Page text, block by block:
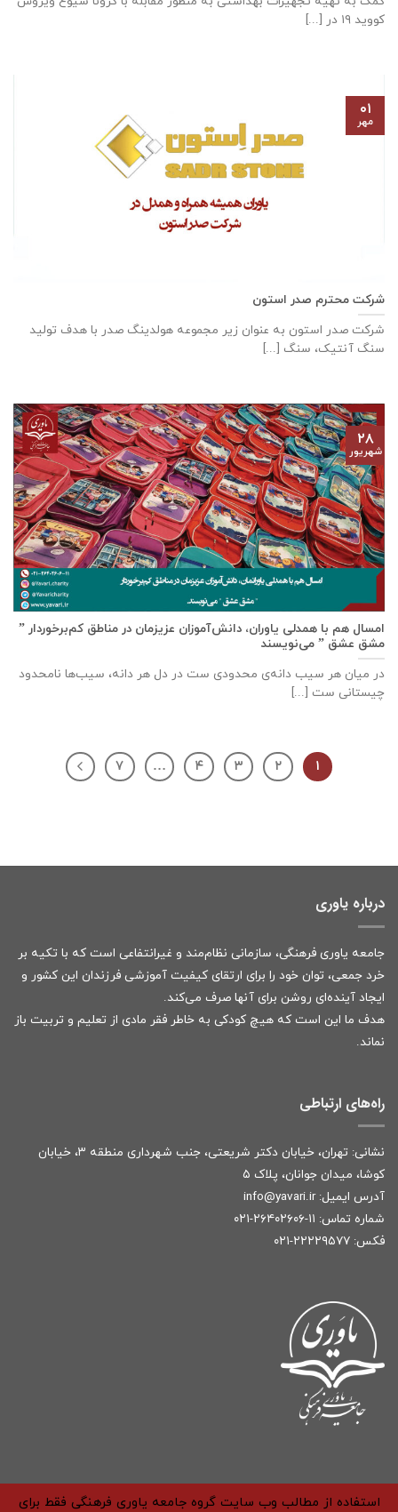
کووید ۱۹ در [...]
شرکت محترم صدر استون
شرکت صدر استون به عنوان زیر مجموعه هولدینگ صدر با هدف تولید
سنگ آنتیک، سنگ [...]
۰۱
مهر
امسال هم با همدلی یاوران، دانش‌آموزان عزیزمان در مناطق کم‌برخوردار ”
مشق عشق ” می‌نویسند
در میان هر سیب دانه‌ی محدودی ست در دل هر دانه، سیب‌ها نامحدود
چیستانی ست [...]
۲۸
شهریور
۱ ۲ ۳ ۴ … ۷
درباره یاوری
جامعه یاوری فرهنگی، سازمانی نظام‌مند و غیرانتفاعی است که با تکیه بر
خرد جمعی، توان خود را برای ارتقای کیفیت آموزشی فرزندان این کشور و
ایجاد آینده‌ای روشن برای آنها صرف می‌کند.
هدف ما این است که هیچ کودکی به خاطر فقر مادی از تعلیم و تربیت باز
نماند.
راه‌های ارتباطی
نشانی: تهران، خیابان دکتر شریعتی، جنب شهرداری منطقه ۳، خیابان
کوشا، میدان جوانان، پلاک ۵
آدرس ایمیل: info@yavari.ir
شماره تماس: ۱۱-۲۶۴۰۲۶۰۶-۰۲۱
فکس: ۲۲۲۲۹۵۷۷-۰۲۱
استفاده از مطالب وب سایت گروه جامعه یاوری فرهنگی فقط برای